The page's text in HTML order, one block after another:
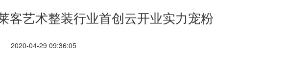
客艺术整装行业首创云开业实力宠粉
2020-04-29 09:36:05